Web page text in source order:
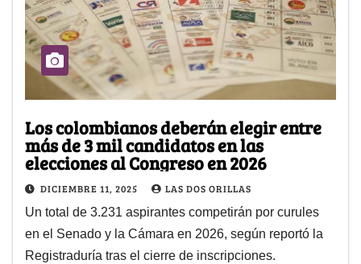
Los colombianos deberán elegir entre
más de 3 mil candidatos en las
elecciones al Congreso en 2026
DICIEMBRE 11, 2025 LAS DOS ORILLAS
Un total de 3.231 aspirantes competirán por curules
en el Senado y la Cámara en 2026, según reportó la
Registraduría tras el cierre de inscripciones.